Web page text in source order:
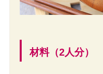
材料（2人分）